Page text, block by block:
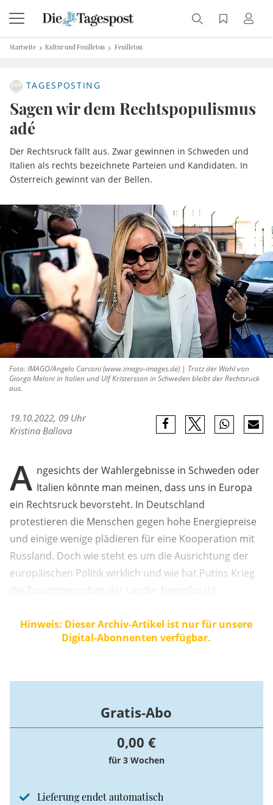
Startseite Kultur und Feuilleton Feuilleton
TAGESPOSTING
Sagen wir dem Rechtspopulismus
adé
Der Rechtsruck fällt aus. Zwar gewinnen in Schweden und
Italien als rechts bezeichnete Parteien und Kandidaten. In
Österreich gewinnt van der Bellen.
Foto: IMAGO/Angelo Carconi (www.imago-images.de) | Trotz der Wahl von
Giorga Meloni in Italien und Ulf Kristersson in Schweden bleibt der Rechtsruck
aus.
19.10.2022, 09 Uhr
Kristina Ballova
A ngesichts der Wahlergebnisse in Schweden oder
Italien könnte man meinen, dass uns in Europa
ein Rechtsruck bevorsteht. In Deutschland
protestieren die Menschen gegen hohe Energiepreise
und einige wenige plädieren für eine Kooperation mit
Russland. Doch wie steht es um die Ausrichtung der
europäischen Politik wirklich und wie hat Putins Krieg
die Zusammenarbeit der Länder beeinflusst?
Hinweis: Dieser Archiv-Artikel ist nur für unsere
Digital-Abonnenten verfügbar.
Gratis-Abo
0,00 €
für 3 Wochen
Lieferung endet automatisch